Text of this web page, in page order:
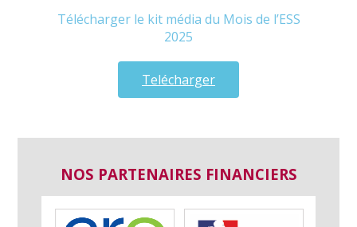
Télécharger le kit média du Mois de l’ESS
2025
Telécharger
NOS PARTENAIRES FINANCIERS